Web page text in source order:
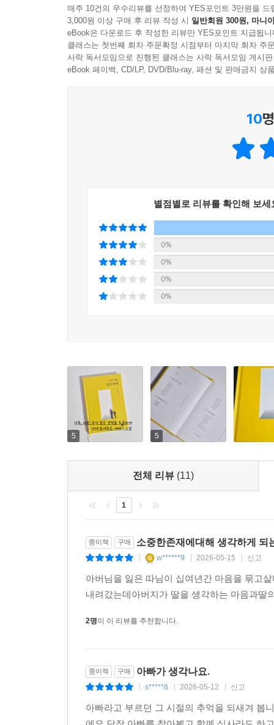
를 보며 참 기뻤다고, 그렇게 말해 주는 것 같았다.
--- pp.148-149
소설을 읽고 작가의 엄마는 눈물을 흘리면서도
보니 세 장이 열 장이 되고, 열 장이 스무 꼭지가
글을 쓰며 선명해졌고, 인간의 몸에서 눈물이 이
멈췄다.
이 책은 아빠를 먼저 떠나보낸 모든 딸들에게 보
매주 10건의 우수리뷰를 선정하여 YES포인트 3만원을 드
3,000원 이상 구매 후 리뷰 작성 시 일반회원 300원, 마니
eBook은 다운로드 후 작성한 리뷰만 YES포인트 지급됩니
클래스는 첫번째 회차 주문확정 시점부터 마지막 회차 주
사락 독서모임으로 진행된 클래스는 사락 독서모임 게시
eBook 페이백, CD/LP, DVD/Blu-ray, 패션 및 판매금지 상
10
별점별로 리뷰를 확인해 보세
0%
0%
0%
0%
5 5
전체 리뷰 (11)
1
종이책 구매 소중한존재에대해 생각하게 되
w******9 2026-05-15 신고
아버님을 잃은 따님이 십여년간 마음을 묶고
내려갔는데아버지가 딸을 생각하는 마음과
2명이 이 리뷰를 추천합니다.
종이책 구매 아빠가 생각나요.
s*****8 2026-05-12 신고
아빠라고 부르던 그 시절의 추억을 되새겨 봅